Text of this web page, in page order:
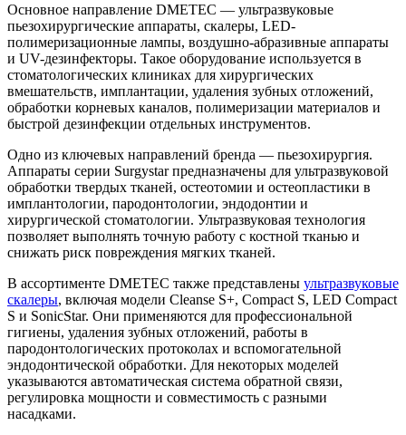
Основное направление DMETEC — ультразвуковые
пьезохирургические аппараты, скалеры, LED-
полимеризационные лампы, воздушно-абразивные аппараты
и UV-дезинфекторы. Такое оборудование используется в
стоматологических клиниках для хирургических
вмешательств, имплантации, удаления зубных отложений,
обработки корневых каналов, полимеризации материалов и
быстрой дезинфекции отдельных инструментов.
Одно из ключевых направлений бренда — пьезохирургия.
Аппараты серии Surgystar предназначены для ультразвуковой
обработки твердых тканей, остеотомии и остеопластики в
имплантологии, пародонтологии, эндодонтии и
хирургической стоматологии. Ультразвуковая технология
позволяет выполнять точную работу с костной тканью и
снижать риск повреждения мягких тканей.
В ассортименте DMETEC также представлены ультразвуковые
скалеры, включая модели Cleanse S+, Compact S, LED Compact
S и SonicStar. Они применяются для профессиональной
гигиены, удаления зубных отложений, работы в
пародонтологических протоколах и вспомогательной
эндодонтической обработки. Для некоторых моделей
указываются автоматическая система обратной связи,
регулировка мощности и совместимость с разными
насадками.